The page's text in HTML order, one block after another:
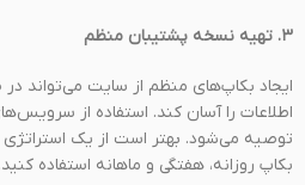
۳. تهیه نسخه پشتیبان منظم
ایجاد بکاپ‌های منظم از سایت می‌تواند در
اطلاعات را آسان کند. استفاده از
توصیه می‌شود. بهتر است از یک استراتژی
بکاپ روزانه، هفتگی و ماهانه استفاده کنید.